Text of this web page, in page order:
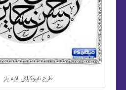
طرح تایپوگرافی لایه باز